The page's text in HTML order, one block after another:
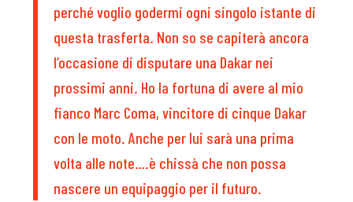
perché voglio godermi ogni singolo istante di
questa trasferta. Non so se capiterà ancora
l’occasione di disputare una Dakar nei
prossimi anni. Ho la fortuna di avere al mio
fianco Marc Coma, vincitore di cinque Dakar
con le moto. Anche per lui sarà una prima
volta alle note….è chissà che non possa
nascere un equipaggio per il futuro.